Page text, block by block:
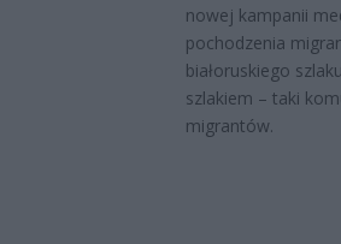
nowej kampanii
pochodzenia
białoruskiego
szlakiem – taki
migrantów.